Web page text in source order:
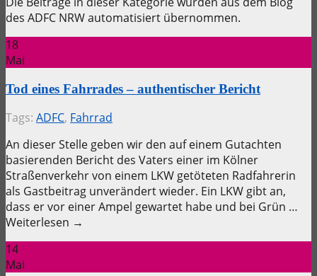
des ADFC NRW automatisiert übernommen.
18
Mai
Tod eines Fahrrades – authentischer Bericht
Tags: ADFC, Fahrrad
An dieser Stelle geben wir den auf einem Gutachten
basierenden Bericht des Vaters einer im Kölner
Straßenverkehr von einem LKW getöteten Radfahrerin
als Gastbeitrag unverändert wieder. Ein LKW gibt an,
dass er vor einer Ampel gewartet habe und bei Grün …
Weiterlesen →
14
Mai